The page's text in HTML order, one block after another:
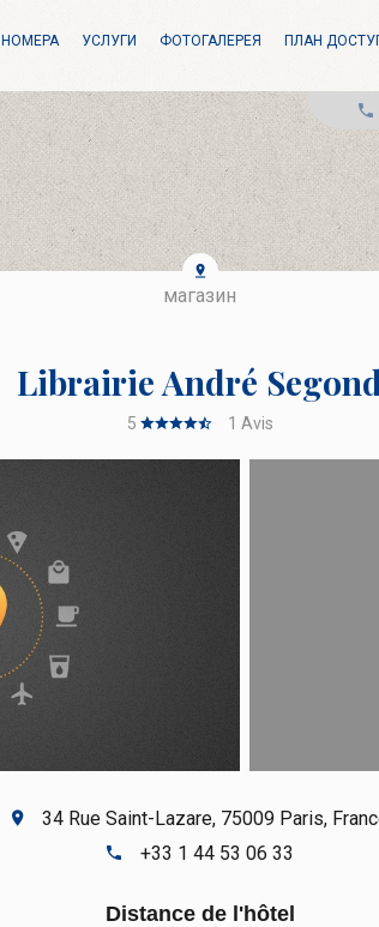
НОМЕРА УСЛУГИ ФОТОГАЛЕРЕЯ ПЛАН
магазин
Librairie André Segond
5 1 Avis
34 Rue Saint-Lazare, 75009 Paris,
+33 1 44 53 06 33
Distance de l'hôtel